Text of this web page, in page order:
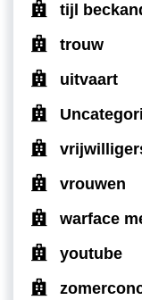
tijl
trouw
uitvaart
vrouwen
warface
youtube